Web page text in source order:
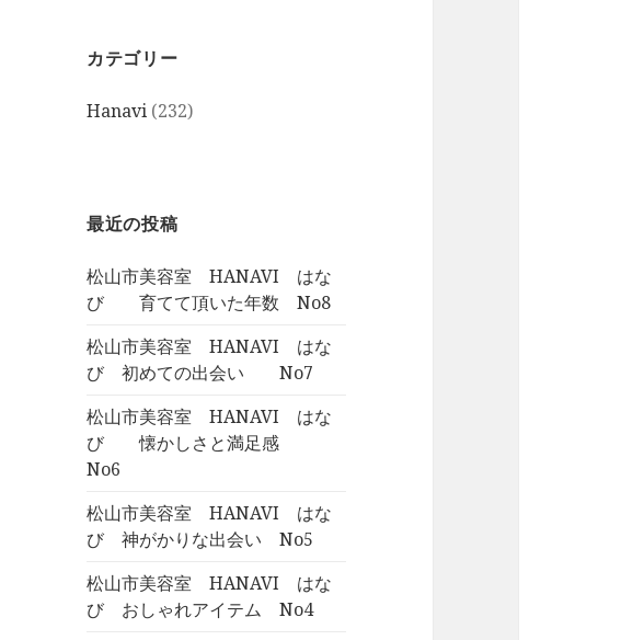
カテゴリー
Hanavi (232)
最近の投稿
松山市美容室 HANAVI はな
び 育てて頂いた年数 No8
松山市美容室 HANAVI はな
び 初めての出会い No7
松山市美容室 HANAVI はな
び 懐かしさと満足感
No6
松山市美容室 HANAVI はな
び 神がかりな出会い No5
松山市美容室 HANAVI はな
び おしゃれアイテム No4